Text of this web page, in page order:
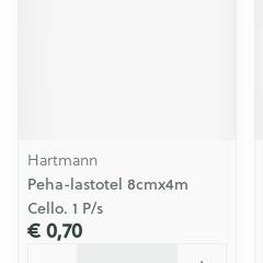
Hartmann
Peha-lastotel 8cmx4m
Cello. 1 P/s
€ 0,70